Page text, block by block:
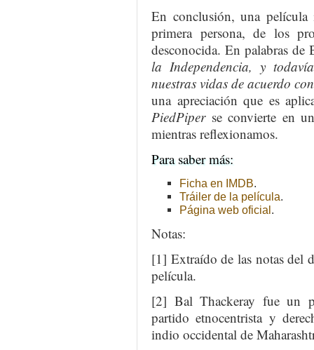
En conclusión, una película
primera persona, de los
desconocida. En palabras
la Independencia, y
nuestras vidas de acuerdo
una apreciación que es
PiedPiperse convierte en
mientras reflexionamos.
Para saber más:
Ficha en IMDB.
Tráiler de la película.
Página web oficial.
Notas:
[1] Extraído de las notas del
película.
[2] Bal Thackeray fue un
partido etnocentrista y
indio occidental de